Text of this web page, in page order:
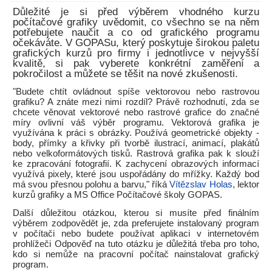
Důležité je si před výběrem vhodného kurzu
počítačové grafiky uvědomit, co všechno se na něm
potřebujete naučit a co od grafického programu
očekáváte. V GOPASu, který poskytuje širokou paletu
grafických kurzů pro firmy i jednotlivce v nejvyšší
kvalitě, si pak vyberete konkrétní zaměření a
pokročilost a můžete se těšit na nové zkušenosti.
"Budete chtít ovládnout spíše vektorovou nebo rastrovou
grafiku? A znáte mezi nimi rozdíl? Právě rozhodnutí, zda se
chcete věnovat vektorové nebo rastrové grafice do značné
míry ovlivní váš výběr programu. Vektorová grafika je
využívána k práci s obrázky. Používá geometrické objekty -
body, přímky a křivky při tvorbě ilustrací, animací, plakátů
nebo velkoformátových tisků. Rastrová grafika pak k slouží
ke zpracování fotografií. K zachycení obrazových informací
využívá pixely, které jsou uspořádány do mřížky. Každý bod
má svou přesnou polohu a barvu," říkáVítězslav Holas, lektor
kurzů grafiky a MS Office Počítačové školy GOPAS.
Další důležitou otázkou, kterou si musíte před finálním
výběrem zodpovědět je, zda preferujete instalovaný program
v počítači nebo budete používat aplikaci v internetovém
prohlížeči Odpověď na tuto otázku je důležitá třeba pro toho,
kdo si nemůže na pracovní počítač nainstalovat grafický
program.